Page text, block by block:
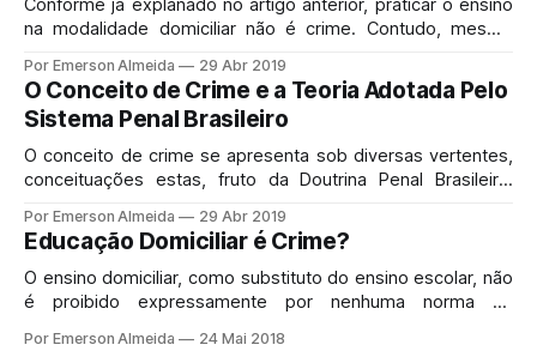
Conforme já explanado no artigo anterior, praticar o ensino
na modalidade domiciliar não é crime. Contudo, mesmo
prática, algumas famílias têm tido que enfrentar processo
judicial.
Por Emerson Almeida 29 Abr 2019
O Conceito de Crime e a Teoria Adotada Pelo
Sistema Penal Brasileiro
O conceito de crime se apresenta sob diversas vertentes,
conceituações estas, fruto da Doutrina Penal Brasileira,
Por Emerson Almeida 29 Abr 2019
Educação Domiciliar é Crime?
O ensino domiciliar, como substituto do ensino escolar, não
é proibido expressamente por nenhuma norma no
regulamentar.
Por Emerson Almeida 24 Mai 2018